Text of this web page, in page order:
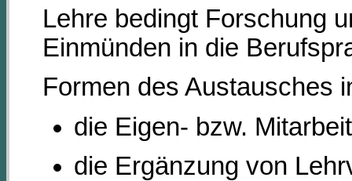
Lehre bedingt Forschung
Einmünden in die
Formen des Austausches
die Eigen- bzw.
die Ergänzung von